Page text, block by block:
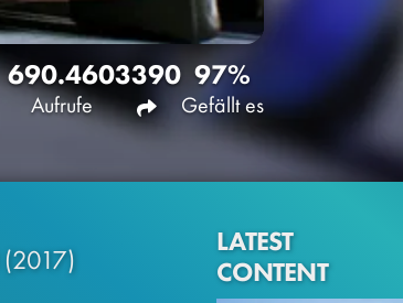
690.460
Aufrufe
3390 97%
Gefällt es
(2017)
LATEST
CONTENT